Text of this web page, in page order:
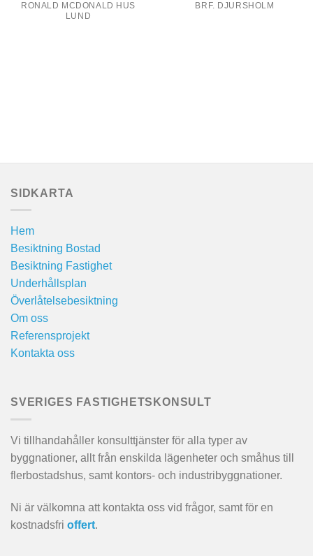
RONALD MCDONALD HUS
LUND
BRF. DJURSHOLM
SIDKARTA
Hem
Besiktning Bostad
Besiktning Fastighet
Underhållsplan
Överlåtelsebesiktning
Om oss
Referensprojekt
Kontakta oss
SVERIGES FASTIGHETSKONSULT
Vi tillhandahåller konsulttjänster för alla typer av
byggnationer, allt från enskilda lägenheter och småhus till
flerbostadshus, samt kontors- och industribyggnationer.
Ni är välkomna att kontakta oss vid frågor, samt för en
kostnadsfri offert.